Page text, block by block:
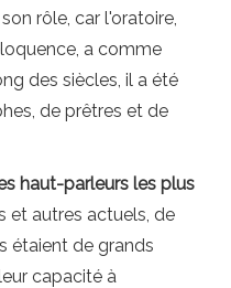
rôle, car l'oratoire,
a comme
des siècles, il a été
de prêtres et de
haut-parleurs les plus
et autres actuels, de
étaient de grands
capacité à